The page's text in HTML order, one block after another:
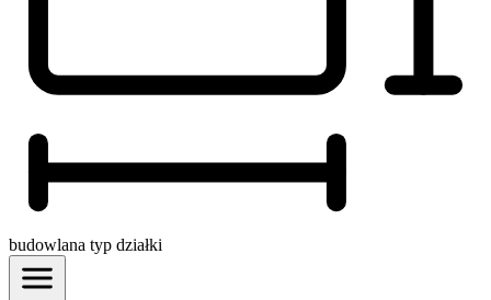
budowlana typ działki